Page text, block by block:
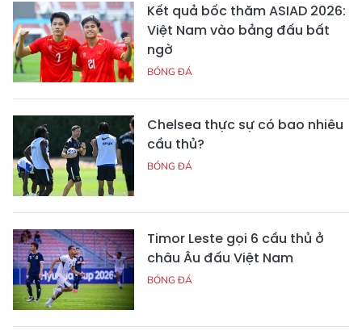
Kết quả bốc thăm ASIAD 2026:
Việt Nam vào bảng đấu bất
ngờ
BÓNG ĐÁ
Chelsea thực sự có bao nhiêu
cầu thủ?
BÓNG ĐÁ
Timor Leste gọi 6 cầu thủ ở
châu Âu đấu Việt Nam
BÓNG ĐÁ